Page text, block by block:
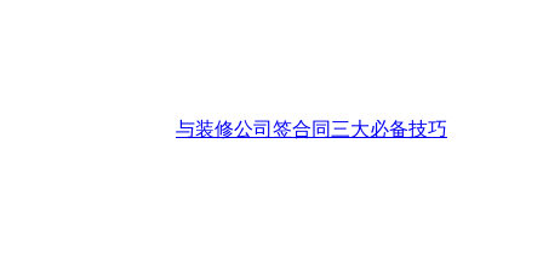
与装修公司签合同三大必备技巧